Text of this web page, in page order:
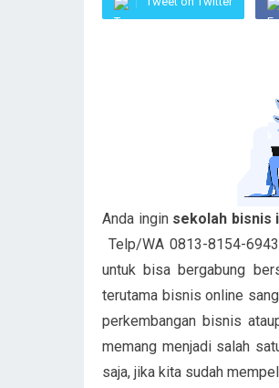
Anda ingin sekolah bisnis
Telp/WA 0813-8154-
untuk bisa bergabung
terutama bisnis online
perkembangan bisnis
memang menjadi salah
saja, jika kita sudah